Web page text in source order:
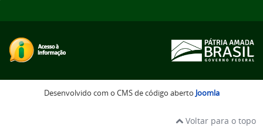
Desenvolvido com o CMS de código aberto Joomla
Voltar para o topo